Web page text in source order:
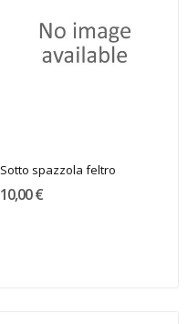
Sotto spazzola feltro
10,00 €